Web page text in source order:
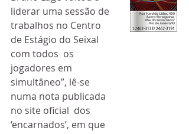
liderar uma sessão de
trabalhos no Centro
de Estágio do Seixal
com todos  os
jogadores em
simultâneo”, lê-se
numa nota publicada
no site oficial  dos
‘encarnados’, em que